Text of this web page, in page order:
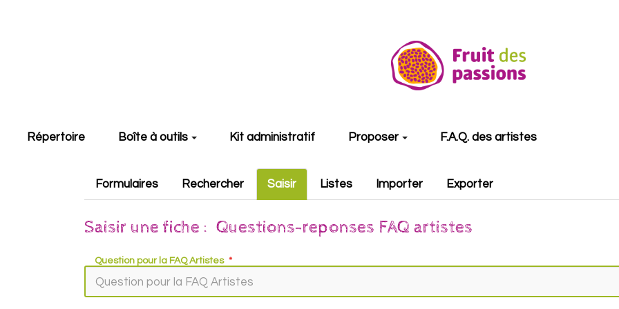
Répertoire Boîte à outils Kit administratif Proposer F.A.Q. des artistes
Formulaires Rechercher Saisir Listes Importer Exporter
Saisir une fiche : Questions-reponses FAQ artistes
Question pour la FAQ Artistes